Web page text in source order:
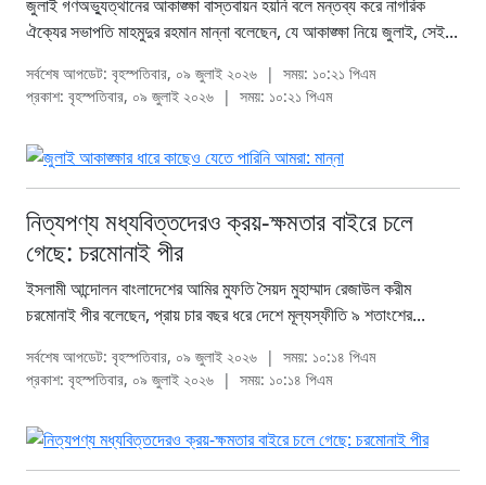
জুলাই গণঅভ্যুত্থানের আকাঙ্ক্ষা বাস্তবায়ন হয়নি বলে মন্তব্য করে নাগরিক
ঐক্যের সভাপতি মাহমুদুর রহমান মান্না বলেছেন, যে আকাঙ্ক্ষা নিয়ে জুলাই, সেই...
সর্বশেষ আপডেট: বৃহস্পতিবার, ০৯ জুলাই ২০২৬ | সময়: ১০:২১ পিএম
প্রকাশ: বৃহস্পতিবার, ০৯ জুলাই ২০২৬ | সময়: ১০:২১ পিএম
নিত্যপণ্য মধ্যবিত্তদেরও ক্রয়-ক্ষমতার বাইরে চলে
গেছে: চরমোনাই পীর
ইসলামী আন্দোলন বাংলাদেশের আমির মুফতি সৈয়দ মুহাম্মাদ রেজাউল করীম
চরমোনাই পীর বলেছেন, প্রায় চার বছর ধরে দেশে মূল্যস্ফীতি ৯ শতাংশের...
সর্বশেষ আপডেট: বৃহস্পতিবার, ০৯ জুলাই ২০২৬ | সময়: ১০:১৪ পিএম
প্রকাশ: বৃহস্পতিবার, ০৯ জুলাই ২০২৬ | সময়: ১০:১৪ পিএম